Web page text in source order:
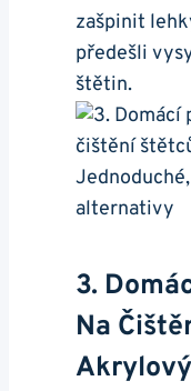
zašpinit
předešli
⁣štětin.
3.
Na